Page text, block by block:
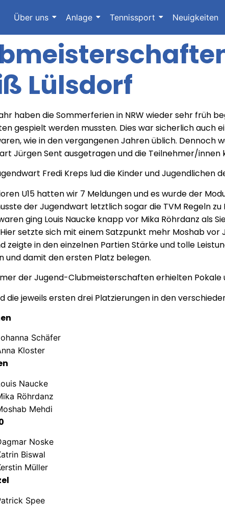
Über uns Anlage Tennissport Neuigkeiten
Lülsdorf
haben die Sommerferien in NRW wieder sehr früh
gespielt werden mussten. Dies war sicherlich auch
wie in den vergangenen Jahren üblich. Dennoch
Jürgen Sent ausgetragen und die Teilnehmer/
Fredi Kreps lud die Kinder und Jugendlichen
U15 hatten wir 7 Meldungen und es wurde der
der Jugendwart letztlich sogar die TVM Regeln
ging Louis Naucke knapp vor Mika Röhrdanz als
setzte sich mit einem Satzpunkt mehr Moshab
zeigte in den einzelnen Partien Stärke und tolle
und damit den ersten Platz belegen.
der Jugend-Clubmeisterschaften erhielten
die jeweils ersten drei Platzierungen in den
Schäfer
Kloster
Naucke
Röhrdanz
Mehdi
Noske
Biswal
Müller
Spee